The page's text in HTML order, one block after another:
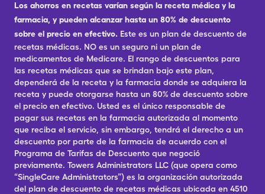
Los ahorros en recetas varían según la receta médica y la
farmacia, y pueden alcanzar hasta un 80% de descuento
sobre el precio en efectivo. Este es un plan de descuento de
recetas médicas. NO es un seguro ni un plan de
medicamentos de Medicare. El rango de descuentos para
las recetas médicas que se brindan bajo este plan,
dependerá de la receta y la farmacia donde se adquiera la
receta y puede otorgarse hasta un 80% de descuento sobre
el precio en efectivo. Usted es el único responsable de
pagar sus recetas en la farmacia autorizada al momento
que reciba el servicio, sin embargo, tendrá el derecho a un
descuento por parte de la farmacia de acuerdo con el
Programa de Tarifas de Descuento que negoció
previamente. Towers Administrators LLC (que opera como
“SingleCare Administrators”) es la organización autorizada
del plan de descuento de recetas médicas ubicada en 4510